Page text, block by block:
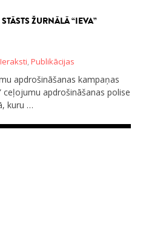
ŽURNĀLĀ “IEVA”
Ieraksti Publikācijas
apdrošināšanas kampaņas
ceļojumu apdrošināšanas polise
kuru …